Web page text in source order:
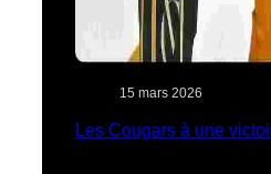
15 mars 2026
Les Cougars à une